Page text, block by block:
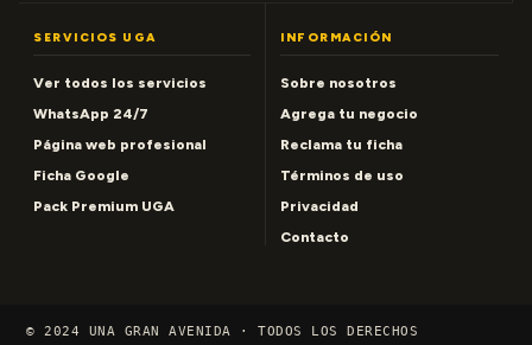
SERVICIOS UGA
Ver todos los servicios
WhatsApp 24/7
Página web profesional
Ficha Google
Pack Premium UGA
INFORMACIÓN
Sobre nosotros
Agrega tu negocio
Reclama tu ficha
Términos de uso
Privacidad
Contacto
© 2024 UNA GRAN AVENIDA · TODOS LOS DERECHOS